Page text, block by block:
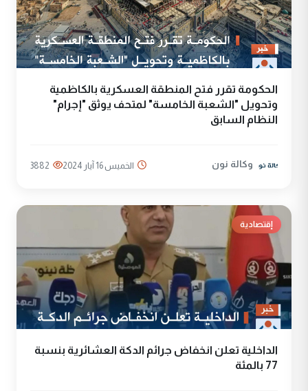
الحكومة تقرر فتح المنطقة العسكرية بالكاظمية
وتحويل "الشعبة الخامسة" لمتحف يوثق "إجرام"
النظام السابق
وكالة نون الخميس 16 آيار 2024 3882
إقتصادية
الداخلية تعلن انخفاض جرائم الدكة العشائرية بنسبة
77 بالمئة